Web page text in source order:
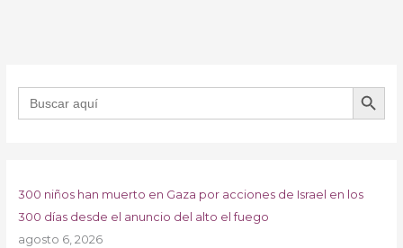
Buscar: BOTÓN DE
300 niños han muerto en Gaza por acciones de Israel en los
300 días desde el anuncio del alto el fuego
agosto 6, 2026